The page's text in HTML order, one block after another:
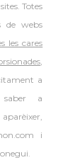
Totes
de webs
les cares
,
a
a
i